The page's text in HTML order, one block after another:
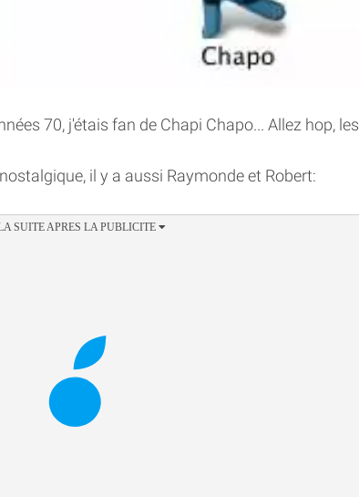
70, j'étais fan de Chapi Chapo... Allez hop, les
il y a aussi Raymonde et Robert: